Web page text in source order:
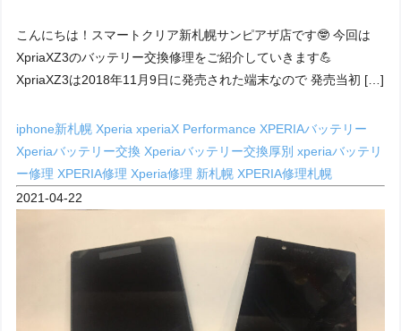
こんにちは！スマートクリア新札幌サンピアザ店です🤓 今回は
XpriaXZ3のバッテリー交換修理をご紹介していきます💪
XpriaXZ3は2018年11月9日に発売された端末なので 発売当初 […]
iphone新札幌 XperiaxperiaX Performance XPERIAバッテリー
Xperiaバッテリー交換 Xperiaバッテリー交換厚別xperiaバッテリ
ー修理 XPERIA修理 Xperia修理 新札幌 XPERIA修理札幌
2021-04-22